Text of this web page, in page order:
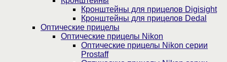
Кронштейны для прицелов Digisight
Кронштейны для прицелов Dedal
Оптические прицелы
Оптические прицелы Nikon
Оптические прицелы Nikon серии
Prostaff